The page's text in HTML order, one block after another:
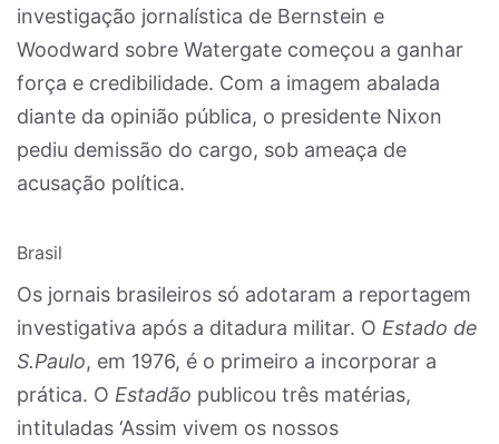
investigação jornalística de Bernstein e
Woodward sobre Watergate começou a ganhar
força e credibilidade. Com a imagem abalada
diante da opinião pública, o presidente Nixon
pediu demissão do cargo, sob ameaça de
acusação política.
Brasil
Os jornais brasileiros só adotaram a reportagem
investigativa após a ditadura militar. O Estado de
S.Paulo, em 1976, é o primeiro a incorporar a
prática. O Estadão publicou três matérias,
intituladas ‘Assim vivem os nossos